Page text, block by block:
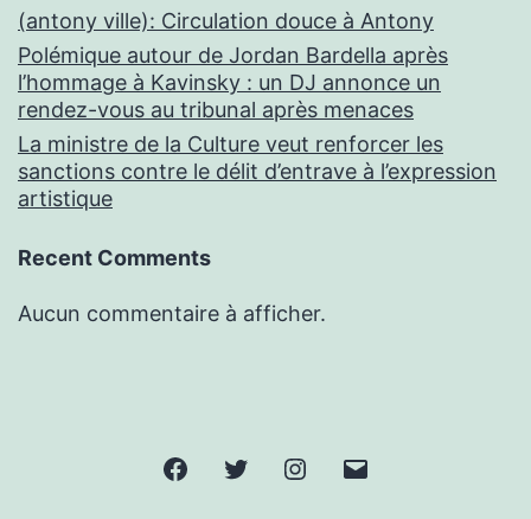
(antony ville): Circulation douce à Antony
Polémique autour de Jordan Bardella après
l’hommage à Kavinsky : un DJ annonce un
rendez-vous au tribunal après menaces
La ministre de la Culture veut renforcer les
sanctions contre le délit d’entrave à l’expression
artistique
Recent Comments
Aucun commentaire à afficher.
FacebookTwitter Instagram